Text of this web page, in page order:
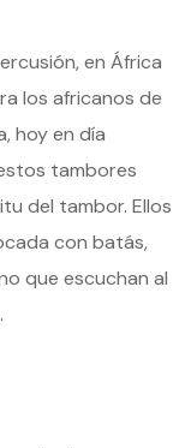
en África
los africanos de
hoy en día
tambores
del tambor. Ellos
con batás,
que escuchan al